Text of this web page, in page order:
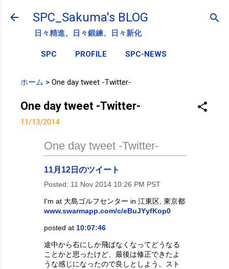
スキップしてメイン コンテンツに移動
SPC_Sakuma's BLOG
日々精進、日々鍛練、日々新化
SPC PROFILE SPC-NEWS
ホーム > One day tweet -Twitter-
One day tweet -Twitter-
11/13/2014
One day tweet -Twitter-
11月12日のツイート
Posted: 11 Nov 2014 10:26 PM PST
I'm at 大島ゴルフセンター in 江東区, 東京都
www.swarmapp.com/c/eBuJYyfKop0
posted at 10:07:46
途中から右にしか飛ばなくなってどうなる
ことかと思ったけど、最後は修正できたよ
うな感じになったので良しとしよう。スト